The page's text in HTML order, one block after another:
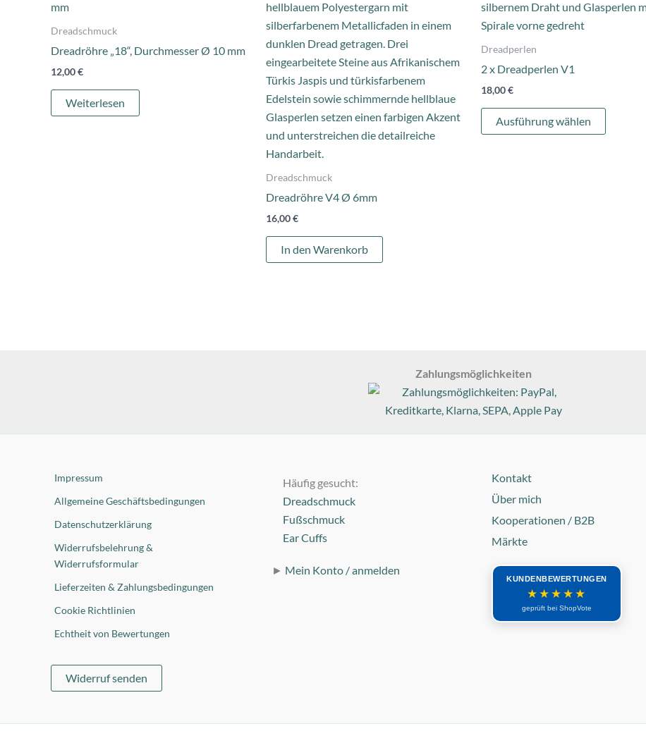
Dreadschmuck
Dreadröhre „18“, Durchmesser Ø 10 mm
12,00€
Weiterlesen
Dreadschmuck
Dreadröhre V4 Ø 6mm
16,00€
In den Warenkorb
Dreadperlen
2 x Dreadperlen V1
18,00€
Ausführung wählen
Produkt
können
Zahlungsmöglichkeiten
Impressum
Allgemeine Geschäftsbedingungen
Datenschutzerklärung
Widerrufsbelehrung &
Widerrufsformular
Lieferzeiten & Zahlungsbedingungen
Cookie Richtlinien
Echtheit von Bewertungen
Widerruf senden
Häufig gesucht:
Dreadschmuck
Fußschmuck
Ear Cuffs
► Mein Konto / anmelden
Kontakt
Über mich
Kooperationen / B2B
Märkte
KUNDENBEWERTUNGEN
★★★★★
geprüft bei ShopVote